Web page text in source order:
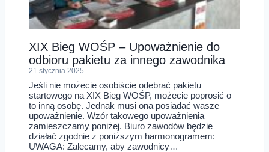
XIX Bieg WOŚP – Upoważnienie do
odbioru pakietu za innego zawodnika
21 stycznia 2025
Jeśli nie możecie osobiście odebrać pakietu
startowego na XIX Bieg WOŚP, możecie poprosić o
to inną osobę. Jednak musi ona posiadać wasze
upoważnienie. Wzór takowego upoważnienia
zamieszczamy poniżej. Biuro zawodów będzie
działać zgodnie z poniższym harmonogramem:
UWAGA: Zalecamy, aby zawodnicy…